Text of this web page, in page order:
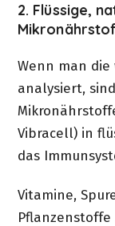
2. Flüssige,
Wenn man
analysiert,
Vibracell) in
das
Vitamine,